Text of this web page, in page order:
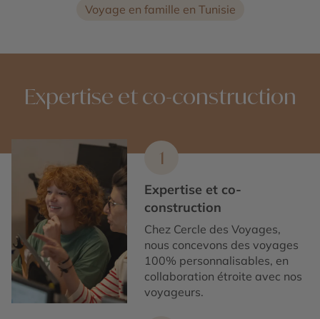
Voyage en famille en Tunisie
Expertise et co-construction
1
Expertise et co-
construction
Chez Cercle des Voyages,
nous concevons des voyages
100% personnalisables, en
collaboration étroite avec nos
voyageurs.